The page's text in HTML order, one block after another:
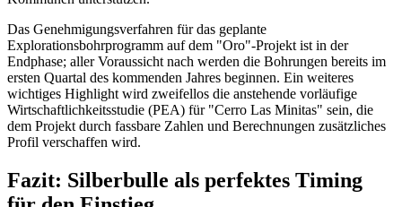
Das Genehmigungsverfahren für das geplante
Explorationsbohrprogramm auf dem "Oro"-Projekt ist in der
Endphase; aller Voraussicht nach werden die Bohrungen bereits im
ersten Quartal des kommenden Jahres beginnen. Ein weiteres
wichtiges Highlight wird zweifellos die anstehende vorläufige
Wirtschaftlichkeitsstudie (PEA) für "Cerro Las Minitas" sein, die
dem Projekt durch fassbare Zahlen und Berechnungen zusätzliches
Profil verschaffen wird.
Fazit: Silberbulle als perfektes Timing